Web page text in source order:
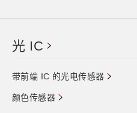
光 IC
带前端 IC 的光电传感器
颜色传感器